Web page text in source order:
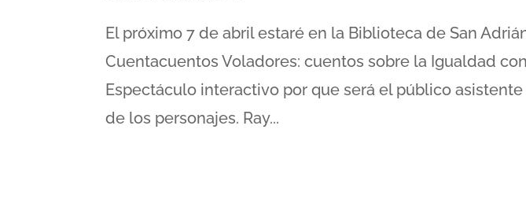
El próximo 7 de abril estaré en la Biblioteca de San
Cuentacuentos Voladores: cuentos sobre la Igualdad
Espectáculo interactivo por que será el público
de los personajes. Ray...